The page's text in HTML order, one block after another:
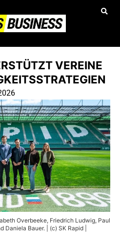
VEREINE
Overbeeke, Friedrich Ludwig, Paul
Daniela Bauer. | (c) SK Rapid |